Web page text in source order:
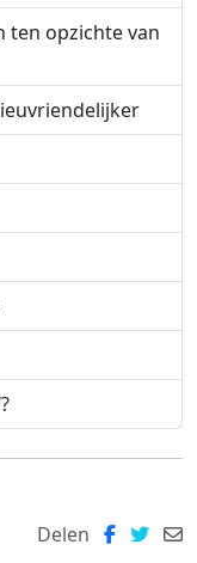
ten opzichte van
Delen